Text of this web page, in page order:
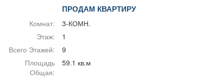
ПРОДАМ КВАРТИРУ
Комнат:
3-КОМН.
Этаж:
1
Всего Этажей:
9
Площадь
Общая:
59.1 кв.м